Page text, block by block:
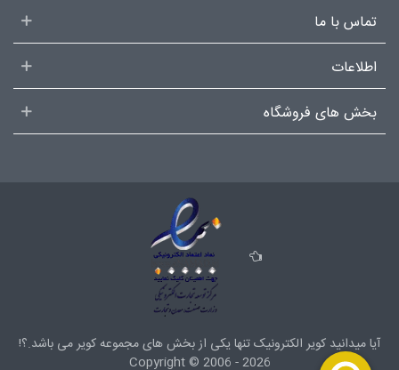
تماس با ما
اطلاعات
بخش های فروشگاه
آیا میدانید کویر الکترونیک تنها یکی از بخش هایمجموعه کویرمی باشد.؟!
Copyright © 2006 - 2026